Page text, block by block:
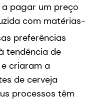
pagar um preço
com matérias-
preferências
tendência de
criaram a
de cerveja
processos têm